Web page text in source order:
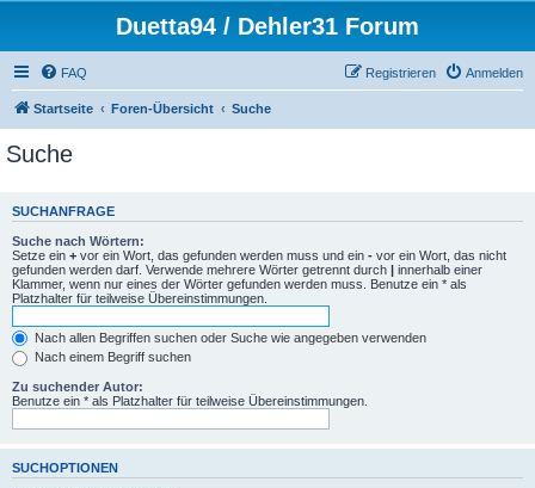
Duetta94 / Dehler31 Forum
FAQ Anmelden
Registrieren
Startseite Foren-Übersicht Suche
Suche
SUCHANFRAGE
Suche nach Wörtern:
Setze ein + vor ein Wort, das gefunden werden muss und ein - vor ein Wort, das nicht
gefunden werden darf. Verwende mehrere Wörter getrennt durch | innerhalb einer
Klammer, wenn nur eines der Wörter gefunden werden muss. Benutze ein * als
Platzhalter für teilweise Übereinstimmungen.
Nach allen Begriffen suchen oder Suche wie angegeben verwenden
Nach einem Begriff suchen
Zu suchender Autor:
Benutze ein * als Platzhalter für teilweise Übereinstimmungen.
SUCHOPTIONEN